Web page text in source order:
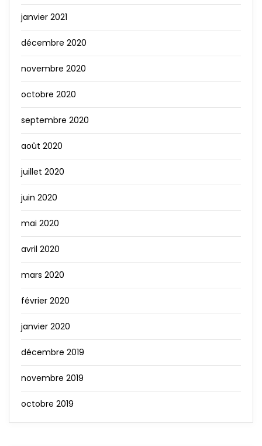
janvier 2021
décembre 2020
novembre 2020
octobre 2020
septembre 2020
août 2020
juillet 2020
juin 2020
mai 2020
avril 2020
mars 2020
février 2020
janvier 2020
décembre 2019
novembre 2019
octobre 2019